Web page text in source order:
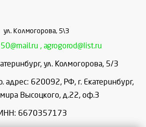
ул. Колмогорова, 5\3
, agrogorod@list.ru
, ул. Колмогорова, 5/3
620092, РФ, г. Екатеринбург,
Высоцкого, д.22, оф.3
6670357173